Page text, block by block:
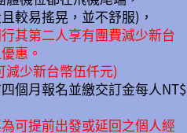
較易搖晃，並不舒服)，
其第二人享有團費減少新台
惠。
減少新台幣伍仟元)
個月報名並繳交訂金每人NT$
可提前出發或延回之個人經